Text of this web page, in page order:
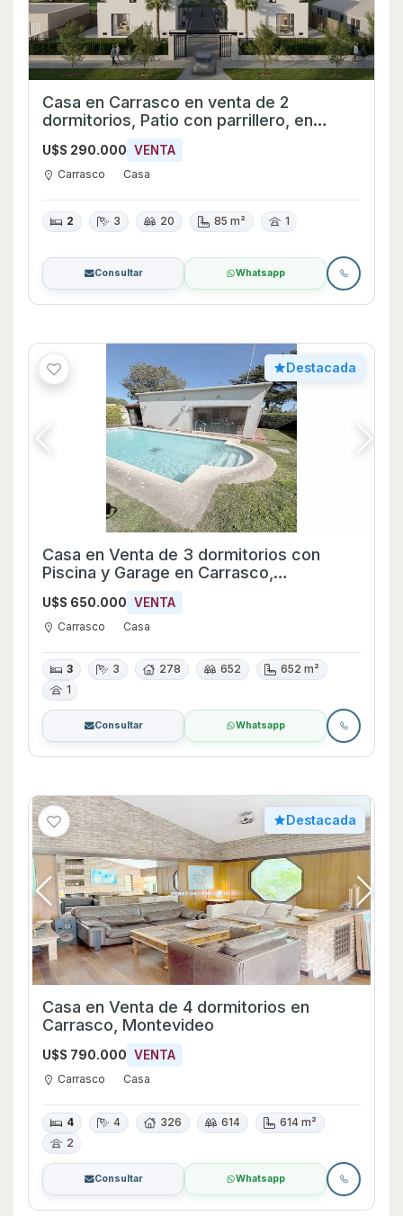
Casa en Carrasco en venta de 2
dormitorios, Patio con parrillero, en
Senda Lancasteriana
U$S 290.000 VENTA
Carrasco Casa
2 3 20 85 m² 1
Consultar Whatsapp
Destacada
Casa en Venta de 3 dormitorios con
Piscina y Garage en Carrasco,
Montevideo
U$S 650.000 VENTA
Carrasco Casa
3 3 278 652
652 m²
1
Consultar Whatsapp
Destacada
Casa en Venta de 4 dormitorios en
Carrasco, Montevideo
U$S 790.000 VENTA
Carrasco Casa
4 4 326 614
614 m²
2
Consultar Whatsapp